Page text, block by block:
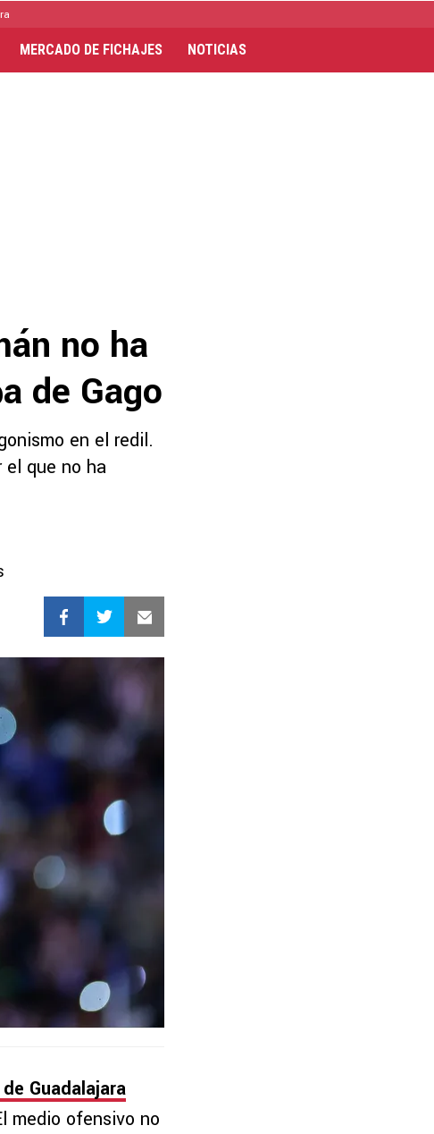
MERCADO DE FICHAJES NOTICIAS
no ha
de Gago
en el redil.
que no ha
Guadalajara
medio ofensivo no